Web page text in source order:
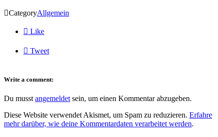
CategoryAllgemein
 Like
 Tweet
Write a comment:
Du musst angemeldet sein, um einen Kommentar abzugeben.
Diese Website verwendet Akismet, um Spam zu reduzieren. Erfahre
mehr darüber, wie deine Kommentardaten verarbeitet werden.